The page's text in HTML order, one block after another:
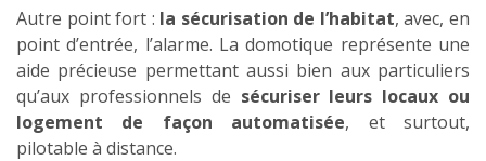
Autre point fort : la sécurisation de l’habitat, avec, en
point d’entrée, l’alarme. La domotique représente une
aide précieuse permettant aussi bien aux particuliers
qu’aux professionnels de sécuriser leurs locaux ou
logement de façon automatisée, et surtout,
pilotable à distance.